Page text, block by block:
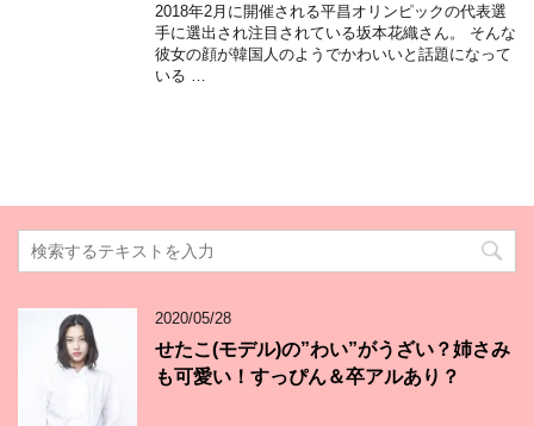
2018年2月に開催される平昌オリンピックの代表選
手に選出され注目されている坂本花織さん。 そんな
彼女の顔が韓国人のようでかわいいと話題になって
いる …
2020/05/28
せたこ(モデル)の”わい”がうざい？姉さみ
も可愛い！すっぴん＆卒アルあり？